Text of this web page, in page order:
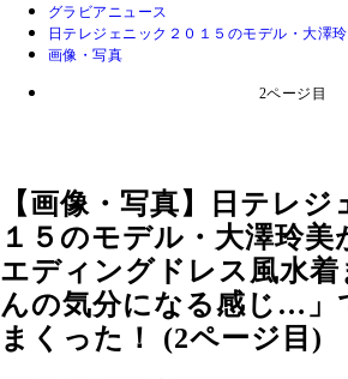
グラビアニュース
日テレジェニック２０１５のモデル・大澤
画像・写真
2ページ目
【画像・写真】日テレジ
１５のモデル・大澤玲美
エディングドレス風水着
んの気分になる感じ…」
まくった！ (2ページ目)